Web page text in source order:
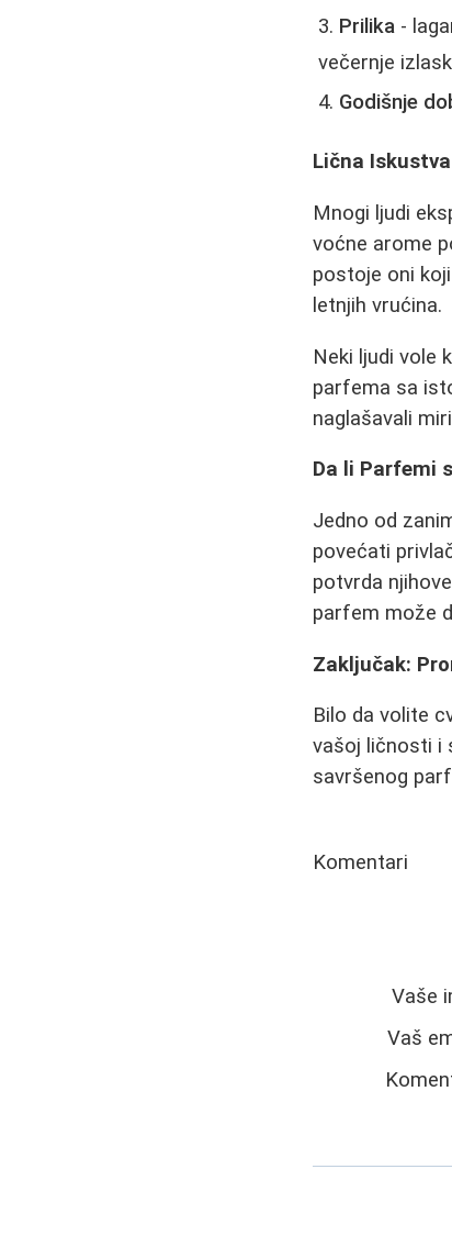
Prilika -
večernje
Godišnje
Lična
Mnogi ljudi
voćne arome
postoje oni
letnjih vrućina.
Neki ljudi vole
parfema sa
naglašavali
Da li Parfemi
Jedno od
povećati
potvrda
parfem može
Zaključak:
Bilo da volite
vašoj ličnosti i
savršenog
Komentari
Vaše
Vaš